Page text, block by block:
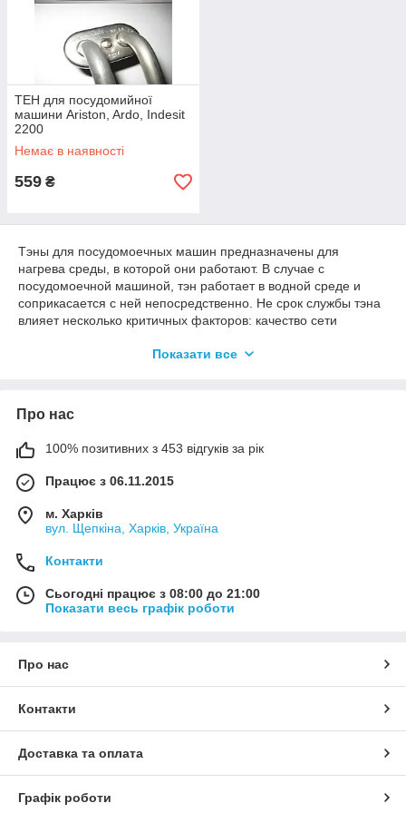
залежить від якості її комплектуючих. Рекомендуємо
придбати фірмові Тени для хлібопічок і посудомийних
машин, які реалізуються нашою компанією. Оригінальна
продукція з нержавіючої сталі, готова до інтенсивних умов
експлуатації, доступна за ціною і довговічна. Доставляємо
країни. Можлива оплата при отриманні товару у перевізника
— ми довіряємо своїм клієнтам.
ТЕН для посудомийної
машини Ariston, Ardo, Indesit
2200
Немає в наявності
559 ₴
Тэны для посудомоечных машин предназначены для
нагрева среды, в которой они работают. В случае с
посудомоечной машиной, тэн работает в водной среде и
соприкасается с ней непосредственно. Не срок службы тэна
влияет несколько критичных факторов: качество сети
жесткость, количество и состав химических веществ.
ТЭНы для хлебопечек обеспечивают нагрев контейнера, в
располагается по периметру контейнера, не соприкасаясь с
ним. ТЭНы изготавливаются из высококачественной
нержавеющей стали.
Днепре, Херсоне, Ровно, Гадяче, Смеле, Никополе,
НА всю продукцию предоставляется гарантия, доставка
осуществляется любым перевозчиком по Украине: Новая
почта, Деливери, Мист-экспресс, ИнТайм, Авто-люкс, Гюнсел
и т.д.
Показати все
Про нас
100% позитивних з 453 відгуків за рік
Працює з 06.11.2015
м. Харків
вул. Щепкіна, Харків, Україна
Контакти
Сьогодні працює з 08:00 до 21:00
Показати весь графік роботи
Про нас
Контакти
Доставка та оплата
Графік роботи